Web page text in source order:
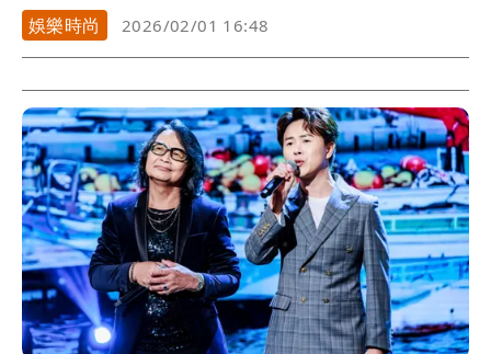
成換...
娛樂時尚 2026/02/01 16:48